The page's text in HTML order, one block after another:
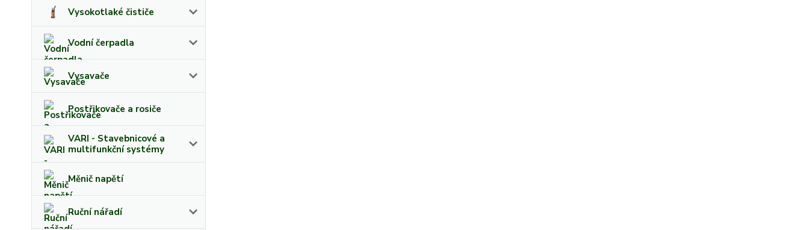
Vysokotlaké čističe
Vodní čerpadla
Vysavače
Postřikovače a rosiče
VARI - Stavebnicové a
multifunkční systémy
Měnič napětí
Ruční nářadí